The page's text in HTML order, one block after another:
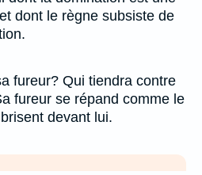
dont le règne subsiste de
fureur? Qui tiendra contre
fureur se répand comme le
devant lui.